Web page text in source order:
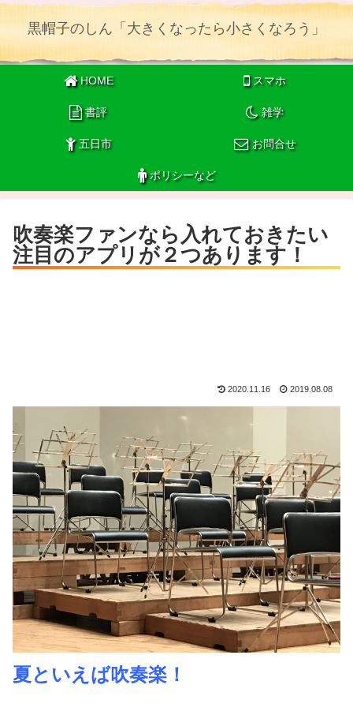
黒帽子のしん「大きくなったら小さくなろう」
HOME スマホ
書評 雑学
五日市 お問合せ
ポリシーなど
吹奏楽ファンなら入れておきたい
注目のアプリが２つあります！
2020.11.16 2019.08.08
夏といえば吹奏楽！